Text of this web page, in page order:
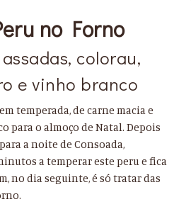
no Forno
colorau,
e vinho branco
temperada, de carne macia e
para o almoço de Natal. Depois
a noite de Consoada,
a temperar este peru e fica
no dia seguinte, é só tratar das